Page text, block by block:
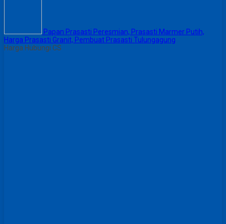
Papan Prasasti Peresmian, Prasasti Marmer Putih,
Harga Prasasti Granit, Pembuat Prasasti Tulungagung
Harga Hubungi CS